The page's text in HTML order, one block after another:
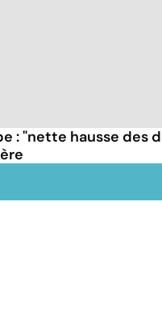
: "nette hausse des